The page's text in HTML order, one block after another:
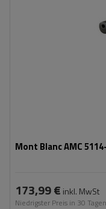
Mont Blanc AMC
173,99 € inkl. MwSt
Niedrigster Preis in 30